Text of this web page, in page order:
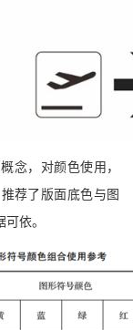
，对颜色使用，
荐了版面底色与图
依。